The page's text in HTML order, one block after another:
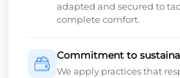
adapted and secured to
complete comfort.
Commitment to
We apply practices that